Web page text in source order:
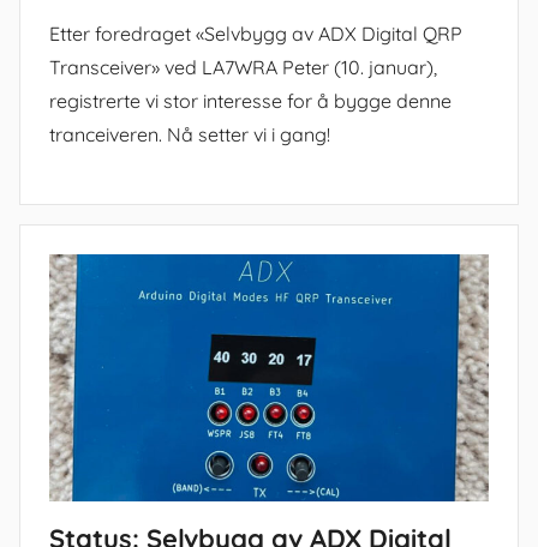
Etter foredraget «Selvbygg av ADX Digital QRP
Transceiver» ved LA7WRA Peter (10. januar),
registrerte vi stor interesse for å bygge denne
tranceiveren. Nå setter vi i gang!
Status: Selvbygg av ADX Digital